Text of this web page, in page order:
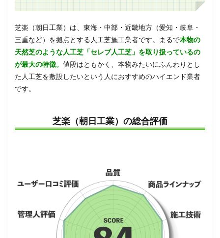
5年間
件の施
工経験
に基づ
く施工
技術
13.3
上の実
～人
ント
～
芝楽（朝日工業）は、東海・中部・近畿地方（愛知・岐阜・
三重など）を拠点とする人工芝施工業者です。まるで本物の
天然芝のような人工芝「セレブ人工芝」を取り扱っているの
が最大の特徴。 値段はともかく、本物みたいにふんわりとし
た人工芝を敷設したいという人におすすめのハイエンド業者
です。
芝楽（朝日工業）の総合評価